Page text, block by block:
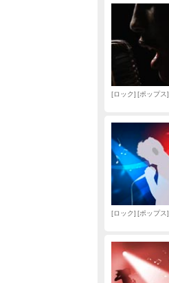
ロック ポップス
ロック ポップス